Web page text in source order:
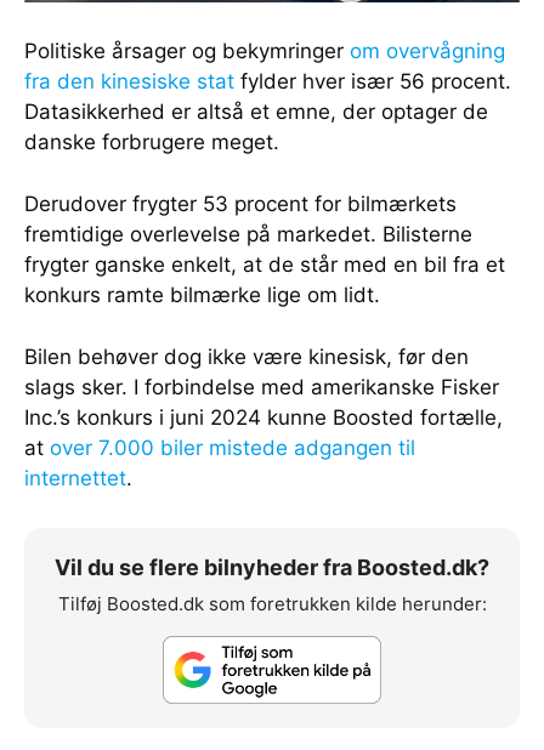
Politiske årsager og bekymringer om overvågning
fra den kinesiske stat fylder hver især 56 procent.
Datasikkerhed er altså et emne, der optager de
danske forbrugere meget.
Derudover frygter 53 procent for bilmærkets
fremtidige overlevelse på markedet. Bilisterne
frygter ganske enkelt, at de står med en bil fra et
konkurs ramte bilmærke lige om lidt.
Bilen behøver dog ikke være kinesisk, før den
slags sker. I forbindelse med amerikanske Fisker
Inc.’s konkurs i juni 2024 kunne Boosted fortælle,
at over 7.000 biler mistede adgangen til
internettet.
Vil du se flere bilnyheder fra Boosted.dk?
Tilføj Boosted.dk som foretrukken kilde herunder: